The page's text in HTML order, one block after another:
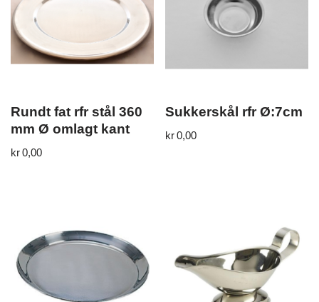
Rundt fat rfr stål 360
mm Ø omlagt kant
kr0,00
Sukkerskål rfr Ø:7cm
kr0,00